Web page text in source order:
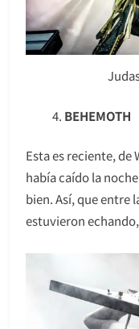
BEHEMOTH
Esta es reciente, de
había caído la
bien. Así, que entre
estuvieron